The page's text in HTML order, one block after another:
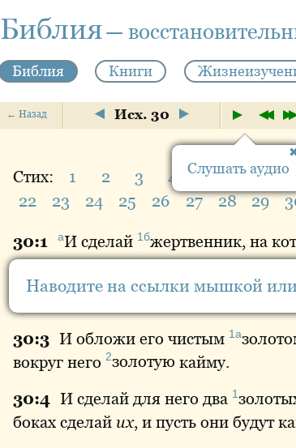
Библия—
Библия Книги
←Назад Исх. 30
Стих: 1 2 3 4 5 6 7
22
23 24 25 26 27 28 29
30:1 аИ сделай 1бжертвенник, на
30:
— локоть, и его
30:3 И обложи его чистым 1а
вокруг него 2золотую кайму.
30:4 И сделай для него два 1
боках сделай их, и пусть они будут
Слушать аудио
Наводите на ссылки мышкой